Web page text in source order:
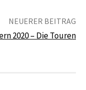
NEUERER BEITRAG
2020 – Die Touren